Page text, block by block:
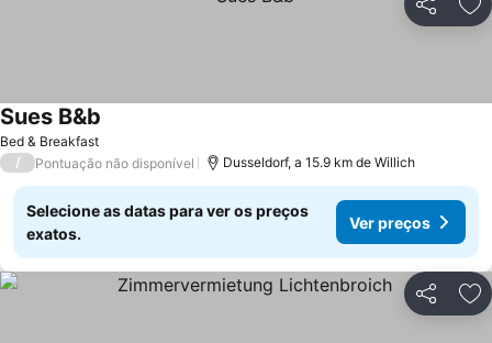
Partilhar
Bed & Breakfast
Sues B&b
/ Pontuação não disponível Dusseldorf, a 15.9 km de Willich
Selecione as datas para ver os preços
exatos.
Ver preços
Partilhar